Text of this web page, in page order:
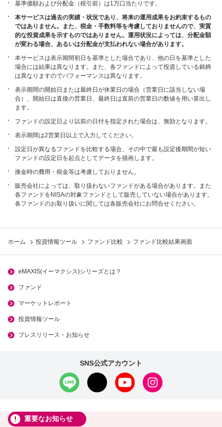
基準価額および分配金（税引前）は1万口当たりです。
本サービスは過去の実績・状況であり、将来の運用成果をお約束するもの
ではありません。また、税金・手数料等を考慮しておりませんので、実質
的な投資成果を示すものではありません。運用状況によっては、分配金額
が変わる場合、あるいは分配金が支払われない場合があります。
本サービスは表示期間初日を基準とした場合であり、他の日を基準とした
場合には結果は異なります。また、各ファンドによって投資している銘柄
は異なりますのでパフォーマンスは異なります。
表示期間の開始日または最終日が休業日の場合（営業日に該当しない場
合）、開始日は直後の営業日、最終日は直前の営業日の数値を用い算出し
ます。
ファンドの設定日より以前の日付を指定された場合は、無効となります。
表示期間は2営業日以上で入力してください。
設定日が異なるファンドを比較する場合、その中で最も設定後期間が短い
ファンドの設定日を起点としてデータを描画します。
換金時の費用・税金等は考慮しておりません。
販売会社によっては、取り扱わないファンドがある場合があります。また
各ファンドをNISAの対象ファンドとして販売していない場合があります。
各ファンドのお取り扱いに関しては各販売会社にお問合せください。
ホーム 投資情報ツール ファンド比較 ファンド比較結果画面
eMAXIS(イーマクシス)シリーズとは？
ファンド
マーケットレポート
投資情報ツール
プレスリリース・お知らせ
SNS公式アカウント
重要なお知らせ